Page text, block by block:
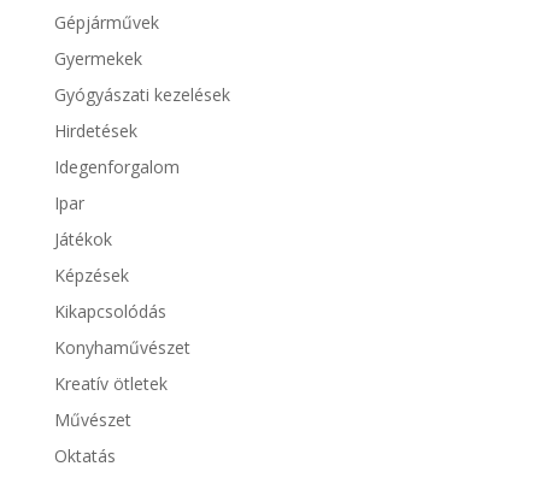
Gépjárművek
Gyermekek
Gyógyászati kezelések
Hirdetések
Idegenforgalom
Ipar
Játékok
Képzések
Kikapcsolódás
Konyhaművészet
Kreatív ötletek
Művészet
Oktatás